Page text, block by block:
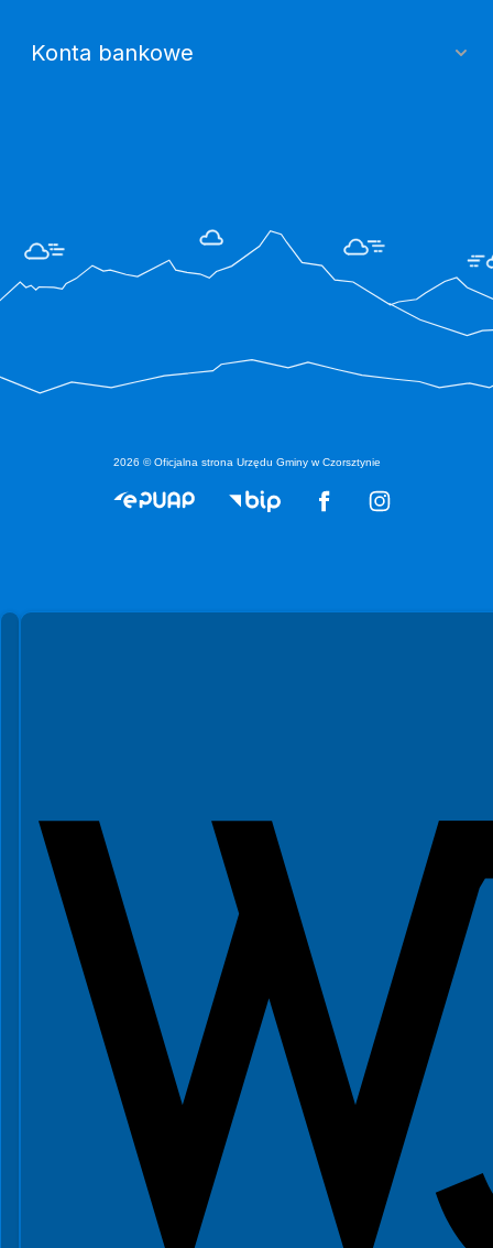
Konta bankowe
2026 © Oficjalna strona Urzędu Gminy w Czorsztynie
Spełniamy standardy WCAG 2.2
Spełniamy standardy W3C